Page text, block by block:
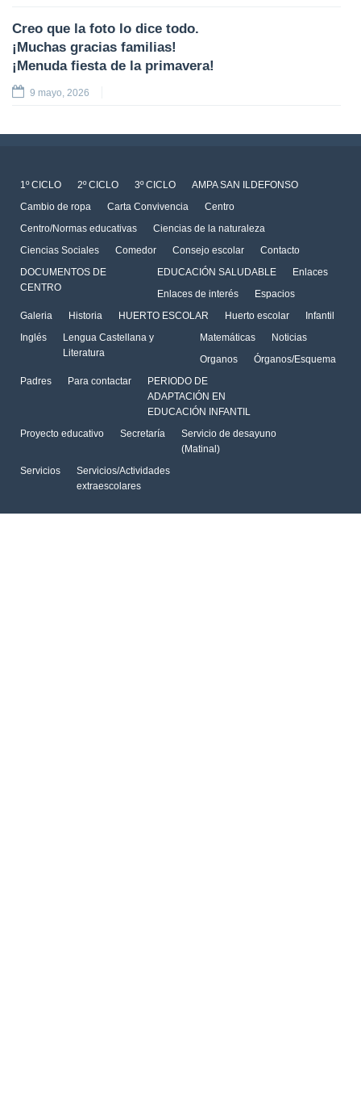
Creo que la foto lo dice todo.
¡Muchas gracias familias!
¡Menuda fiesta de la primavera!
9 mayo, 2026
1º CICLO 2º CICLO 3º CICLO
AMPA SAN ILDEFONSO
Cambio de ropa
Carta Convivencia
Centro
Centro/Normas educativas
Ciencias de la naturaleza
Ciencias Sociales
Comedor Consejo escolar
Contacto
DOCUMENTOS DE
CENTRO
EDUCACIÓN SALUDABLE
Enlaces
Enlaces de interés
Espacios
Galeria
Historia HUERTO ESCOLAR Huerto escolar
Infantil
Inglés
Lengua Castellana y
Literatura
Matemáticas
Noticias
Organos
Órganos/Esquema
Padres
Para contactar
PERIODO DE
ADAPTACIÓN EN
EDUCACIÓN INFANTIL
Proyecto educativo
Secretaría
Servicio de desayuno
(Matinal)
Servicios
Servicios/Actividades
extraescolares